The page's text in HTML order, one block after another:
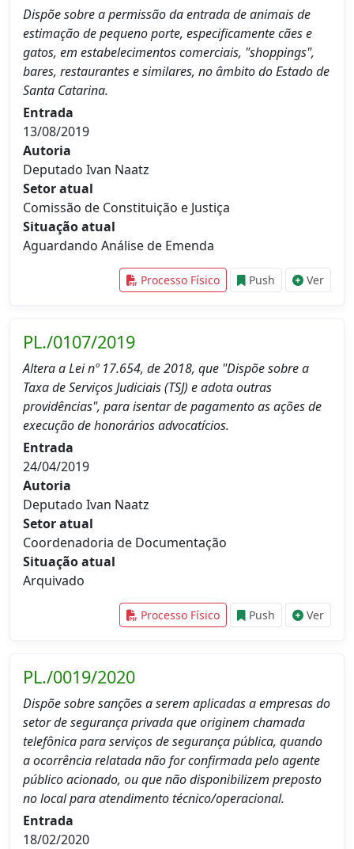
Dispõe sobre a permissão da entrada de animais de
estimação de pequeno porte, especificamente cães e
gatos, em estabelecimentos comerciais, "shoppings",
bares, restaurantes e similares, no âmbito do Estado de
Santa Catarina.
Entrada
13/08/2019
Autoria
Deputado Ivan Naatz
Setor atual
Comissão de Constituição e Justiça
Situação atual
Aguardando Análise de Emenda
Processo Físico Push Ver
PL./0107/2019
Altera a Lei nº 17.654, de 2018, que "Dispõe sobre a
Taxa de Serviços Judiciais (TSJ) e adota outras
providências", para isentar de pagamento as ações de
execução de honorários advocatícios.
Entrada
24/04/2019
Autoria
Deputado Ivan Naatz
Setor atual
Coordenadoria de Documentação
Situação atual
Arquivado
Processo Físico Push Ver
PL./0019/2020
Dispõe sobre sanções a serem aplicadas a empresas do
setor de segurança privada que originem chamada
telefônica para serviços de segurança pública, quando
a ocorrência relatada não for confirmada pelo agente
público acionado, ou que não disponibilizem preposto
no local para atendimento técnico/operacional.
Entrada
18/02/2020